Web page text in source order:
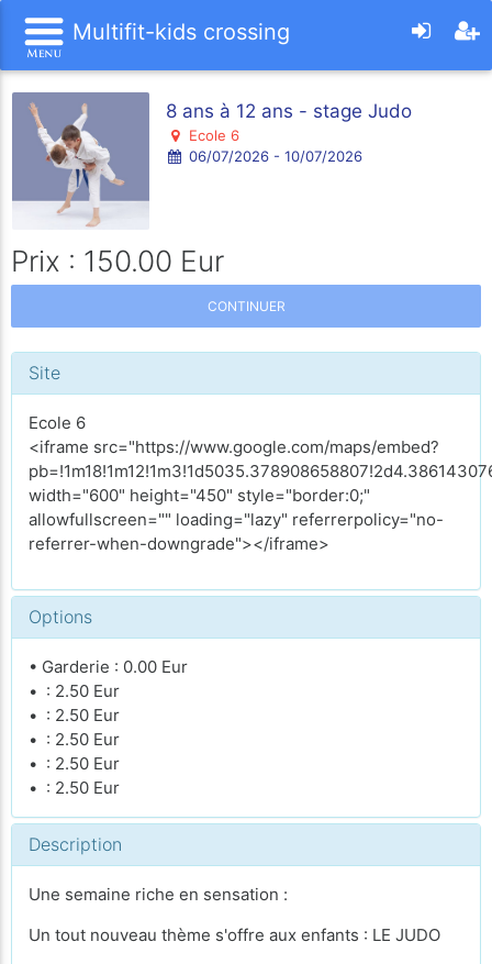
Multifit-kids crossing
8 ans à 12 ans - stage Judo
Ecole 6
06/07/2026 - 10/07/2026
Prix : 150.00 Eur
CONTINUER
Site
Ecole 6
<iframe src="https://www.google.com/maps/embed?
width="600" height="450" style="border:0;"
allowfullscreen="" loading="lazy" referrerpolicy="no-
referrer-when-downgrade"></iframe>
Options
• Garderie : 0.00 Eur
• : 2.50 Eur
• : 2.50 Eur
• : 2.50 Eur
• : 2.50 Eur
• : 2.50 Eur
Description
Une semaine riche en sensation :
Un tout nouveau thème s'offre aux enfants : LE JUDO